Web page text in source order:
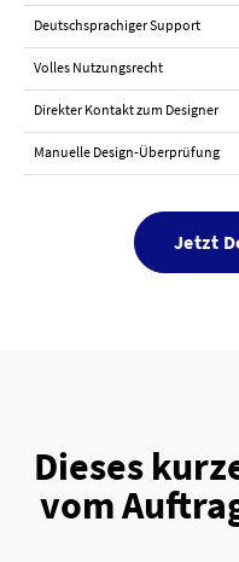
Deutschsprachiger Support
Volles Nutzungsrecht
Direkter Kontakt zum Designer
Manuelle Design-Überprüfung
Jetzt
Dieses
vom